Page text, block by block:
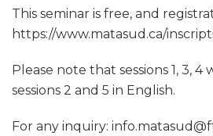
This seminar is free, and
https://www.matasud.ca/
Please note that sessions 1, 3, 4
sessions 2 and 5 in English.
For any inquiry: